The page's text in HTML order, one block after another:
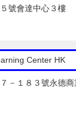
號會達中心３樓
Center HK
－１８３號永德商